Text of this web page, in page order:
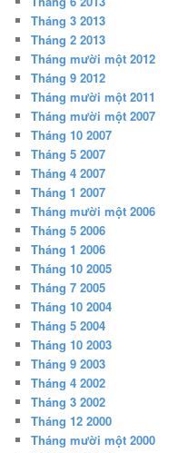
Tháng 3 2013
Tháng 2 2013
Tháng mười một 2012
Tháng 9 2012
Tháng mười một 2011
Tháng mười một 2007
Tháng 10 2007
Tháng 5 2007
Tháng 4 2007
Tháng 1 2007
Tháng mười một 2006
Tháng 5 2006
Tháng 1 2006
Tháng 10 2005
Tháng 7 2005
Tháng 10 2004
Tháng 5 2004
Tháng 10 2003
Tháng 9 2003
Tháng 4 2002
Tháng 3 2002
Tháng 12 2000
Tháng mười một 2000